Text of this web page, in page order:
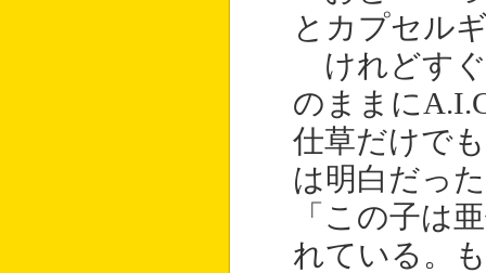
とカプセル
けれどすぐ
のままに
仕草だけで
は明白だっ
「この子は
れている。